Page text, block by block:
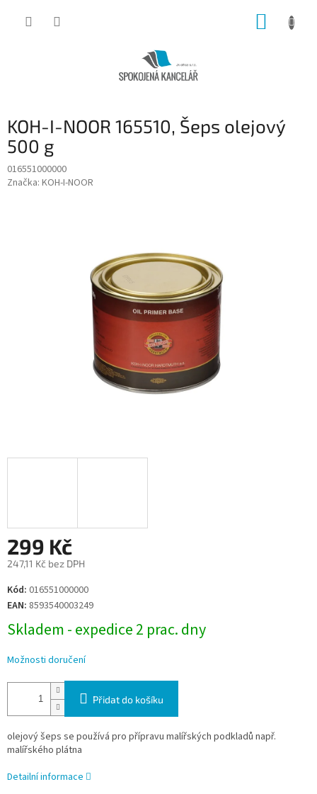
KOH-I-NOOR 165510, Šeps olejový
500 g
016551000000
Značka: KOH-I-NOOR
299 Kč
247,11 Kč bez DPH
Měrná
cena:
Kód: 016551000000
EAN: 8593540003249
Skladem - expedice 2 prac. dny
Možnosti doručení
Přidat do košíku
olejový šeps se používá pro přípravu malířských podkladů např.
malířského plátna
Detailní informace